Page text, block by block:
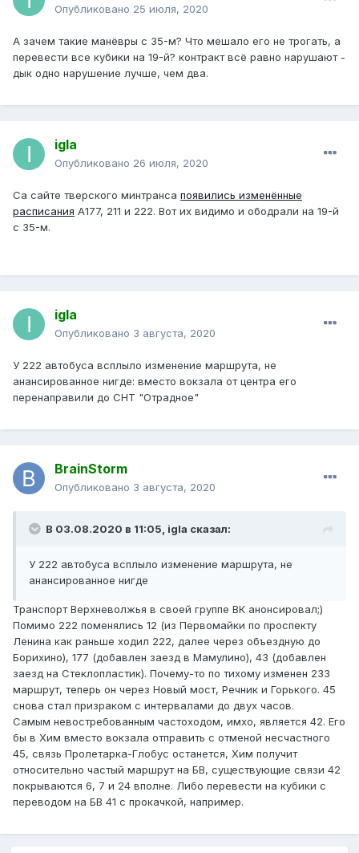
Опубликовано 25 июля, 2020
А зачем такие манёвры с 35-м? Что мешало его не трогать, а
перевести все кубики на 19-й? контракт всё равно нарушают -
дык одно нарушение лучше, чем два.
igla
Опубликовано 26 июля, 2020
Са сайте тверского минтранса появились изменённые
расписания А177, 211 и 222. Вот их видимо и ободрали на 19-й
с 35-м.
igla
Опубликовано 3 августа, 2020
У 222 автобуса всплыло изменение маршрута, не
анансированное нигде: вместо вокзала от центра его
перенаправили до СНТ "Отрадное"
BrainStorm
Опубликовано 3 августа, 2020
В 03.08.2020 в 11:05, igla сказал:
У 222 автобуса всплыло изменение маршрута, не
анансированное нигде
Транспорт Верхневолжья в своей группе ВК анонсировал;)
Помимо 222 поменялись 12 (из Первомайки по проспекту
Ленина как раньше ходил 222, далее через объездную до
Борихино), 177 (добавлен заезд в Мамулино), 43 (добавлен
заезд на Стеклопластик). Почему-то по тихому изменен 233
маршрут, теперь он через Новый мост, Речник и Горького. 45
снова стал призраком с интервалами до двух часов.
Самым невостребованным частоходом, имхо, является 42. Его
бы в Хим вместо вокзала отправить с отменой несчастного
45, связь Пролетарка-Глобус останется, Хим получит
относительно частый маршрут на БВ, существующие связи 42
покрываются 6, 7 и 24 вполне. Либо перевести на кубики с
переводом на БВ 41 с прокачкой, например.